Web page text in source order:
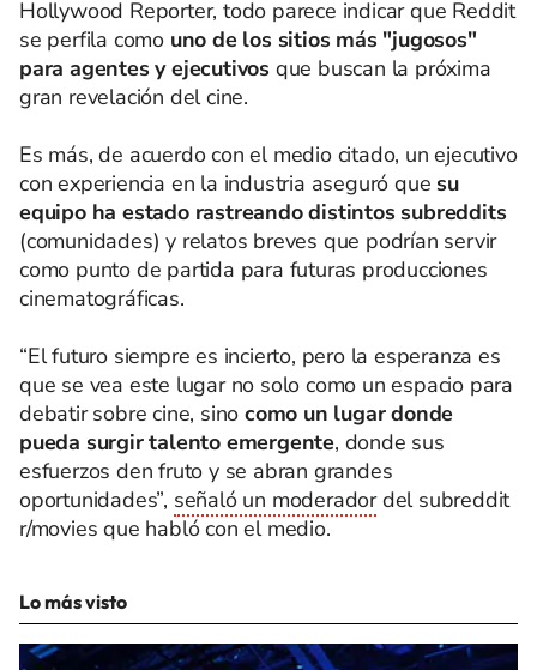
Hollywood Reporter, todo parece indicar que Reddit
se perfila como uno de los sitios más "jugosos"
para agentes y ejecutivos que buscan la próxima
gran revelación del cine.
Es más, de acuerdo con el medio citado, un ejecutivo
con experiencia en la industria aseguró que su
equipo ha estado rastreando distintos subreddits
(comunidades) y relatos breves que podrían servir
como punto de partida para futuras producciones
cinematográficas.
“El futuro siempre es incierto, pero la esperanza es
que se vea este lugar no solo como un espacio para
debatir sobre cine, sinocomo un lugar donde
pueda surgir talento emergente, donde sus
esfuerzos den fruto y se abran grandes
oportunidades”, señaló un moderadordel subreddit
r/movies que habló con el medio.
Lo más visto